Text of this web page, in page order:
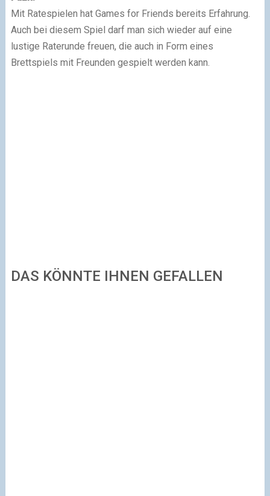
Mit Ratespielen hat Games for Friends bereits Erfahrung.
Auch bei diesem Spiel darf man sich wieder auf eine
lustige Raterunde freuen, die auch in Form eines
Brettspiels mit Freunden gespielt werden kann.
DAS KÖNNTE IHNEN GEFALLEN